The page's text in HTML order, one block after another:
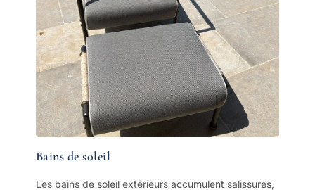
Bains de soleil
Les bains de soleil extérieurs accumulent salissures,